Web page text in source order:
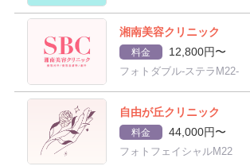
湘南美容クリニック
料金 12,800円〜
フォトダブル-ステラM22-
自由が丘クリニック
料金 44,000円〜
フォトフェイシャルM22